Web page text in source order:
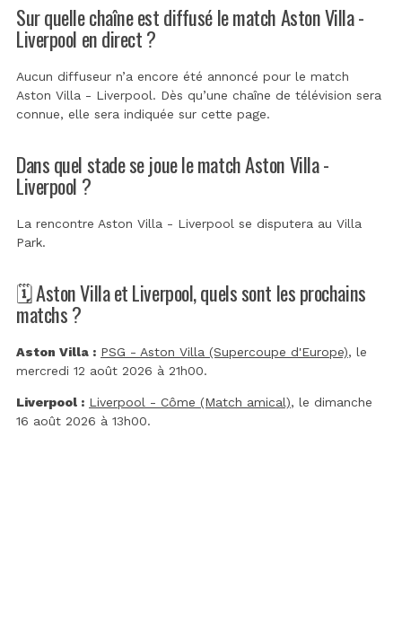
Sur quelle chaîne est diffusé le match Aston Villa -
Liverpool en direct ?
Aucun diffuseur n’a encore été annoncé pour le match
Aston Villa - Liverpool. Dès qu’une chaîne de télévision sera
connue, elle sera indiquée sur cette page.
Dans quel stade se joue le match Aston Villa -
Liverpool ?
La rencontre Aston Villa - Liverpool se disputera au Villa
Park.
🗓️ Aston Villa et Liverpool, quels sont les prochains
matchs ?
Aston Villa : PSG - Aston Villa (Supercoupe d'Europe), le
mercredi 12 août 2026 à 21h00.
Liverpool : Liverpool - Côme (Match amical), le dimanche
16 août 2026 à 13h00.